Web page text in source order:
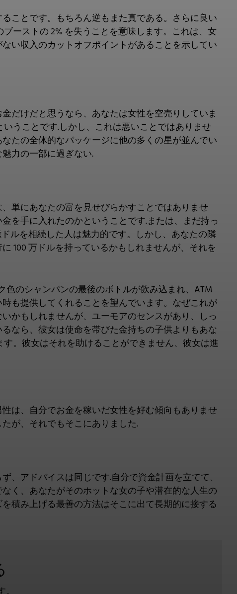
ことです。もちろん逆もまた真である。さらに良い
ーストの 2% を失うことを意味します。これは、女
い収入のカットオフポイントがあることを示してい
だけだと思うなら、あなたは女性を空売りしていま
うことです.しかし、これは悪いことではありませ
たの全体的なパッケージに他の多くの星が並んでい
力の一部に過ぎない.
単にあなたの富を見せびらかすことではありませ
を手に入れたのかということです.または、まだ持っ
ルを相続した人は魅力的です。しかし、あなたの隣
100 万ドルを持っているかもしれませんが、それを
のシャンパンの最後のボトルが飲み込まれ、ATM
も提供してくれることを望んでいます。なぜこれが
かもしれませんが、ユーモアのセンスがあり、しっ
なら、彼女は使命を帯びた金持ちの子供よりもあな
。彼女はそれを助けることができません、彼女は進
は、自分でお金を稼いだ女性を好む傾向もありませ
が、それでもそこにありました.
アドバイスは同じです.自分で資金計画を立てて、
く、あなたがそのホットな女の子や潜在的な人生の
積み上げる最善の方法はそこに出て長期的に接する